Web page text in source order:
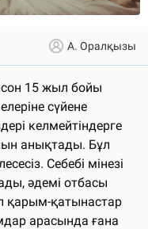
А. Оралқызы
15 жыл бойы
сүйене
келмейтіндерге
анықтады. Бұл
Себебі мінезі
әдемі отбасы
қарым-қатынастар
арасында ғана